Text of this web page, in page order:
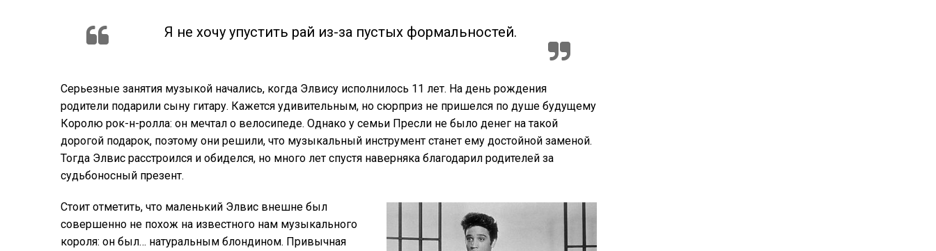
Я не хочу упустить рай из-за пустых формальностей.
Серьезные занятия музыкой начались, когда Элвису исполнилось 11 лет. На день рождения
родители подарили сыну гитару. Кажется удивительным, но сюрприз не пришелся по душе будущему
Королю рок-н-ролла: он мечтал о велосипеде. Однако у семьи Пресли не было денег на такой
дорогой подарок, поэтому они решили, что музыкальный инструмент станет ему достойной заменой.
Тогда Элвис расстроился и обиделся, но много лет спустя наверняка благодарил родителей за
судьбоносный презент.
Стоит отметить, что маленький Элвис внешне был
совершенно не похож на известного нам музыкального
короля: он был… натуральным блондином. Привычная